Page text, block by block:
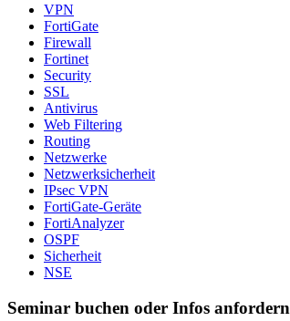
VPN
FortiGate
Firewall
Fortinet
Security
SSL
Antivirus
Web Filtering
Routing
Netzwerke
Netzwerksicherheit
IPsec VPN
FortiGate-Geräte
FortiAnalyzer
OSPF
Sicherheit
NSE
Seminar buchen oder Infos anfordern